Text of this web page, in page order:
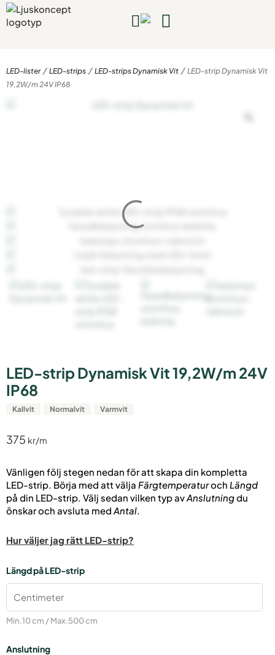
LED-lister / LED-strips / LED-strips Dynamisk Vit / LED-strip Dynamisk Vit
19,2W/m 24V IP68
LED-strip Dynamisk Vit 19,2W/m 24V
IP68
Kallvit Normalvit Varmvit
375 kr
Vänligen följ stegen nedan för att skapa din kompletta
LED-strip. Börja med att välja Färgtemperaturoch Längd
på din LED-strip. Välj sedan vilken typ avAnslutningdu
önskar och avsluta med Antal
Hur väljer jag rätt LED-strip?
Längd på LED-strip
Min.10 cm / Max.500 cm
Anslutning
LED-
strip
Dynamisk
Vit
19,2W/m
IP68